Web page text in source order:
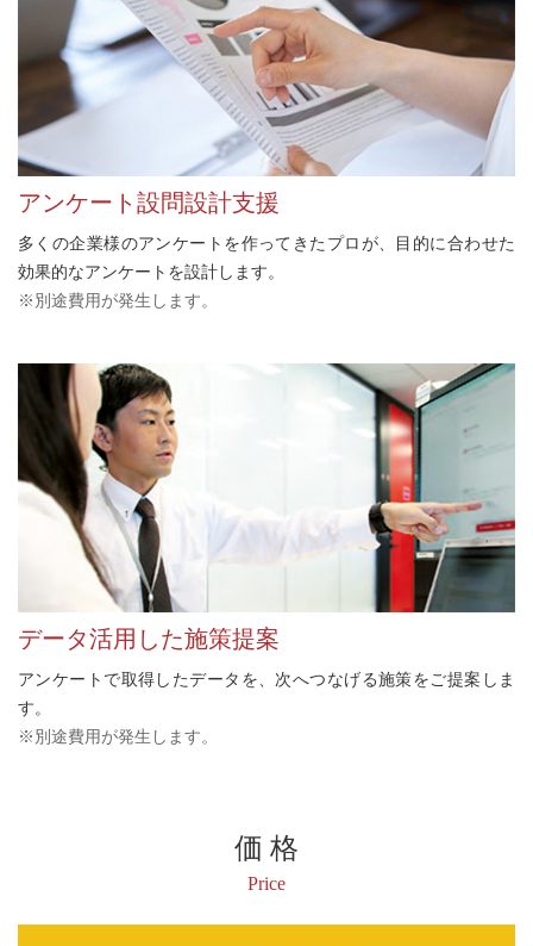
アンケート設問設計支援
多くの企業様のアンケートを作ってきたプロが、目的に合わせた
効果的なアンケートを設計します。
※別途費用が発生します。
データ活用した施策提案
アンケートで取得したデータを、次へつなげる施策をご提案しま
す。
※別途費用が発生します。
価 格
Price